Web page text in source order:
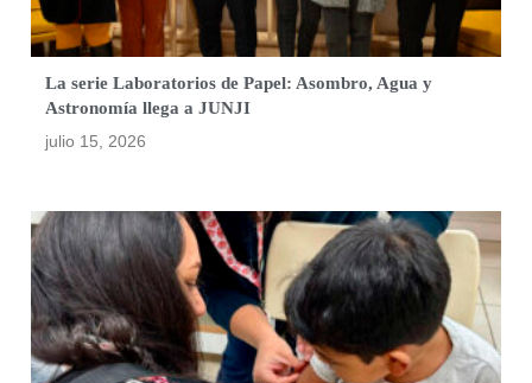
La serie Laboratorios de Papel: Asombro, Agua y
Astronomía llega a JUNJI
julio 15, 2026